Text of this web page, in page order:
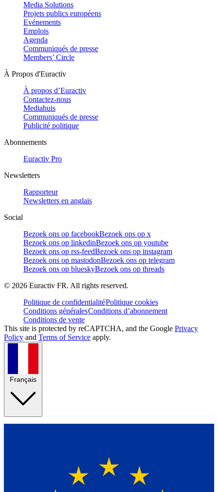
Media Solutions
Projets publics européens
Evénements
Emplois
Agenda
Communiqués de presse
Members’ Circle
À Propos d'Euractiv
À propos d’Euractiv
Contactez-nous
Mediahuis
Communiqués de presse
Publicité politique
Abonnements
Euractiv Pro
Newsletters
Rapporteur
Newsletters en anglais
Social
Bezoek ons op facebookBezoek ons op x
Bezoek ons op linkedinBezoek ons op youtube
Bezoek ons op rss-feedBezoek ons op instagram
Bezoek ons op mastodonBezoek ons op telegram
Bezoek ons op blueskyBezoek ons op threads
© 2026 Euractiv FR. All rights reserved.
Politique de confidentialitéPolitique cookies
Conditions généralesConditions d’abonnement
Conditions de vente
This site is protected by reCAPTCHA, and the Google Privacy
Policy and Terms of Service apply.
Français